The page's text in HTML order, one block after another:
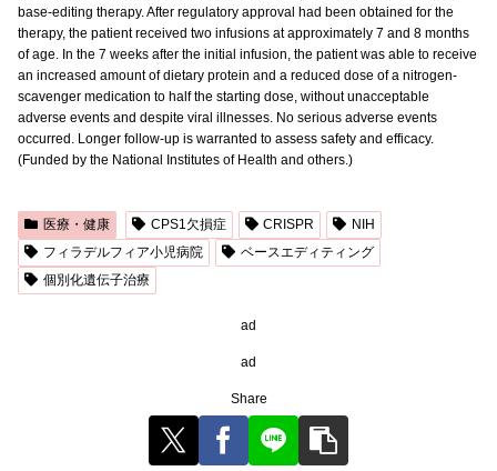
base-editing therapy. After regulatory approval had been obtained for the
therapy, the patient received two infusions at approximately 7 and 8 months
of age. In the 7 weeks after the initial infusion, the patient was able to receive
an increased amount of dietary protein and a reduced dose of a nitrogen-
scavenger medication to half the starting dose, without unacceptable
adverse events and despite viral illnesses. No serious adverse events
occurred. Longer follow-up is warranted to assess safety and efficacy.
(Funded by the National Institutes of Health and others.)
医療・健康 CPS1欠損症 CRISPR
NIH
フィラデルフィア小児病院
ベースエディティング
個別化遺伝子治療
ad
ad
Share